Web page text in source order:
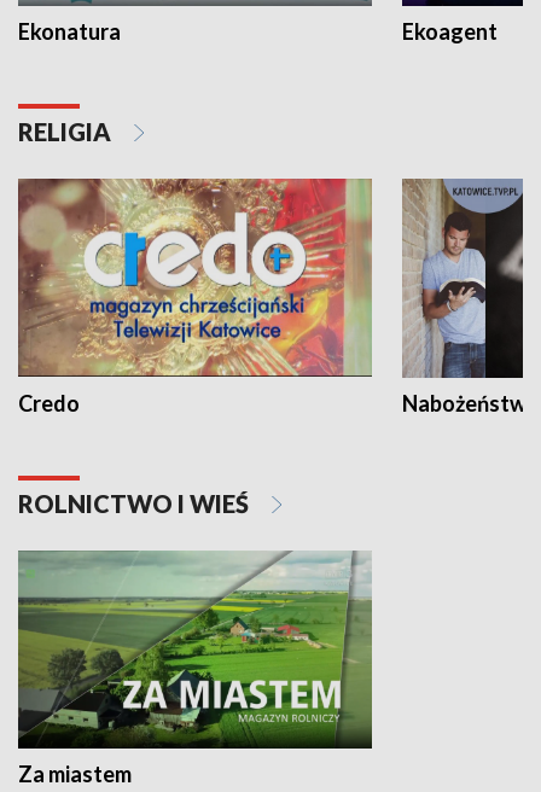
Ekonatura Ekoagent
RELIGIA
Credo
ROLNICTWO I WIEŚ
Za miastem